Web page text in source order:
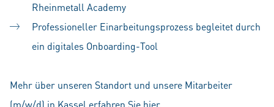
Rheinmetall Academy
Professioneller Einarbeitungsprozess begleitet durch
ein digitales Onboarding-Tool
Mehr über unseren Standort und unsere Mitarbeiter
(m/w/d) in Kassel erfahren Sie hier.